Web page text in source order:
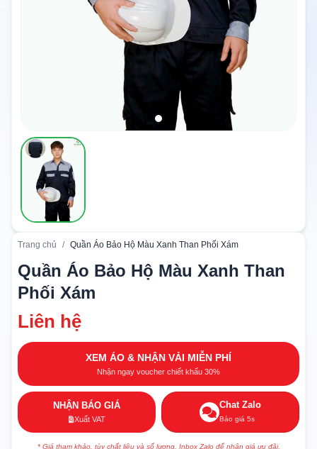
Trang chủ / Quần Áo Bảo Hộ Màu Xanh Than Phối Xám
Quần Áo Bảo Hộ Màu Xanh Than
Phối Xám
Liên hệ
XEM ÁO & NHẬN VẢI MIỄN PHÍ
Nhận ngay voucher chiết khấu 30%
NHẬN BÁO GIÁ
Xuất VAT
Chat Zalo
Báo giá 5s
* Giá tham khảo, tùy chất liệu và số lượng. Inbox Zalo để nhận giá ưu đãi.